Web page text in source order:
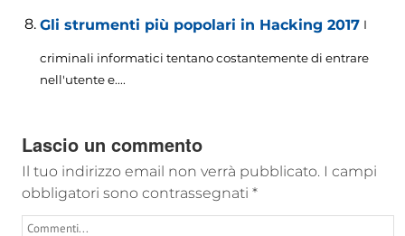
Gli strumenti più popolari in Hacking 2017 I
criminali informatici tentano costantemente di entrare
nell'utente e....
Lascio un commento
Il tuo indirizzo email non verrà pubblicato. I campi
obbligatori sono contrassegnati *